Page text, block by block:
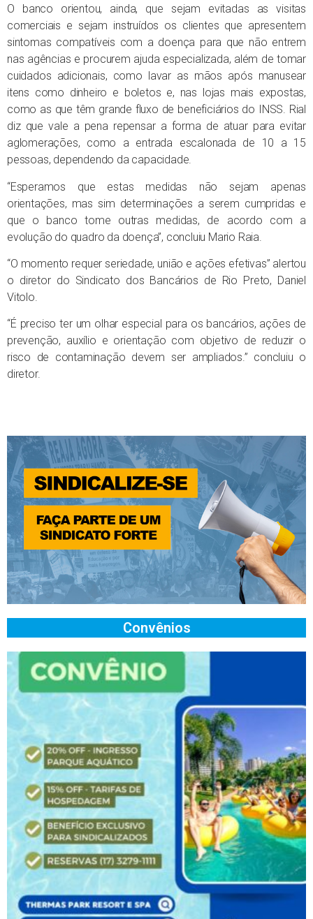
O banco orientou, ainda, que sejam evitadas as visitas
comerciais e sejam instruídos os clientes que apresentem
sintomas compatíveis com a doença para que não entrem
nas agências e procurem ajuda especializada, além de tomar
cuidados adicionais, como lavar as mãos após manusear
itens como dinheiro e boletos e, nas lojas mais expostas,
como as que têm grande fluxo de beneficiários do INSS. Rial
diz que vale a pena repensar a forma de atuar para evitar
aglomerações, como a entrada escalonada de 10 a 15
pessoas, dependendo da capacidade.
“Esperamos que estas medidas não sejam apenas
orientações, mas sim determinações a serem cumpridas e
que o banco tome outras medidas, de acordo com a
evolução do quadro da doença”, concluiu Mario Raia.
“O momento requer seriedade, união e ações efetivas” alertou
o diretor do Sindicato dos Bancários de Rio Preto, Daniel
Vitolo.
“É preciso ter um olhar especial para os bancários, ações de
prevenção, auxílio e orientação com objetivo de reduzir o
risco de contaminação devem ser ampliados.” concluiu o
diretor.
Convênios